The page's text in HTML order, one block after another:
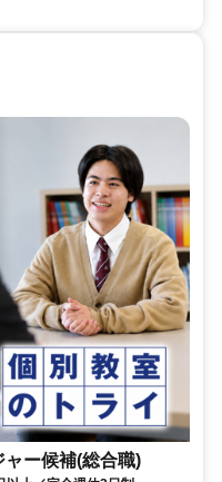
ー候補(総合職)